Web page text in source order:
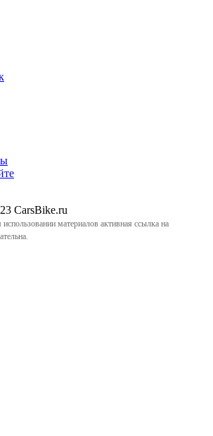
CarsBike.ru
материалов активная ссылка на